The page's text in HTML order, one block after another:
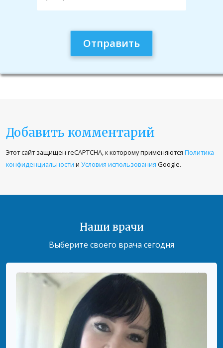
Добавить комментарий
Ваш адрес email не будет опубликован.
Обязательные поля помечены*
Этот сайт защищен reCAPTCHA, к которому применяются Политика
конфиденциальности и Условия использования Google.
Наши врачи
Выберите своего врача сегодня